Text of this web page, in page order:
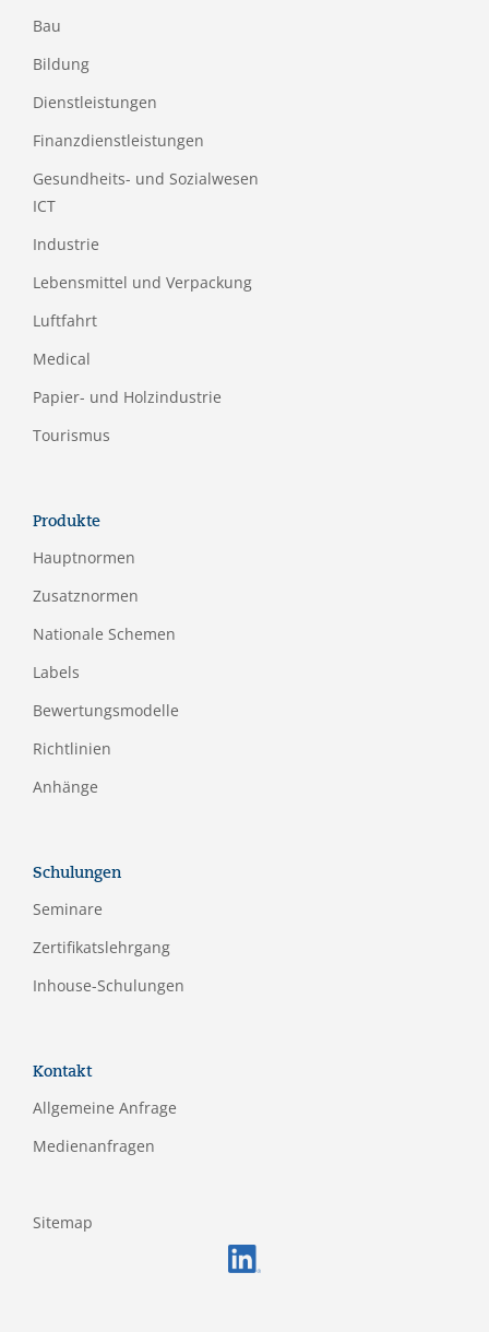
Bau
Bildung
Dienstleistungen
Finanzdienstleistungen
Gesundheits- und Sozialwesen
ICT
Industrie
Lebensmittel und Verpackung
Luftfahrt
Medical
Papier- und Holzindustrie
Tourismus
Produkte
Hauptnormen
Zusatznormen
Nationale Schemen
Labels
Bewertungsmodelle
Richtlinien
Anhänge
Schulungen
Seminare
Zertifikatslehrgang
Inhouse-Schulungen
Kontakt
Allgemeine Anfrage
Medienanfragen
Sitemap